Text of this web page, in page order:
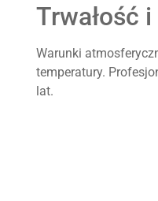
Trwałość
Warunki
temperatury.
lat.